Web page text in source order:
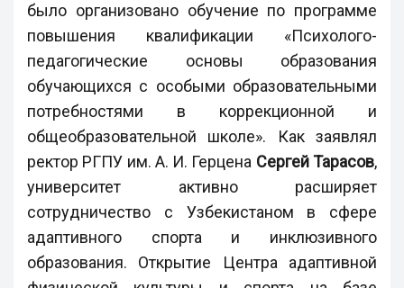
было организовано обучение по программе
повышения квалификации «Психолого-
педагогические основы образования
обучающихся с особыми образовательными
потребностями в коррекционной и
общеобразовательной школе». Как заявлял
ректор РГПУ им. А. И. Герцена Сергей Тарасов,
университет активно расширяет
сотрудничество с Узбекистаном в сфере
адаптивного спорта и инклюзивного
образования. Открытие Центра адаптивной